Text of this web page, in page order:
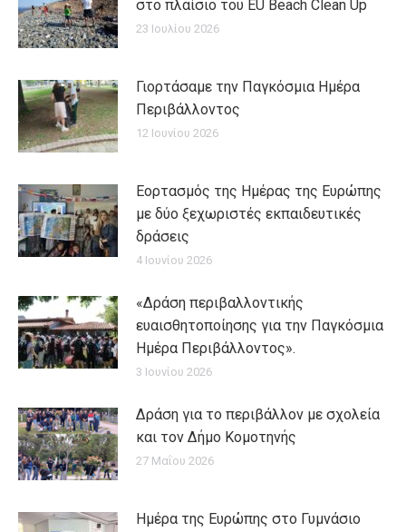
στο πλαίσιο του EU Beach Clean Up
23 Ιουλίου 2026
Γιορτάσαμε την Παγκόσμια Ημέρα
Περιβάλλοντος
12 Ιουνίου 2026
Εορτασμός της Ημέρας της Ευρώπης
με δύο ξεχωριστές εκπαιδευτικές
δράσεις
4 Ιουνίου 2026
«Δράση περιβαλλοντικής
ευαισθητοποίησης για την Παγκόσμια
Ημέρα Περιβάλλοντος».
3 Ιουνίου 2026
Δράση για το περιβάλλον με σχολεία
και τον Δήμο Κομοτηνής
27 Μαΐου 2026
Ημέρα της Ευρώπης στο Γυμνάσιο